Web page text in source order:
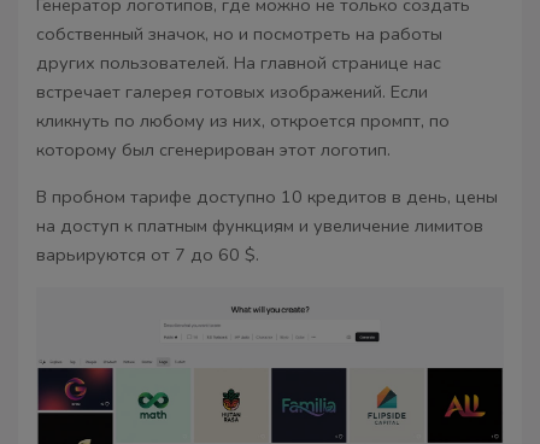
собственный значок, но и посмотреть на работы
других пользователей. На главной странице нас
встречает галерея готовых изображений. Если
кликнуть по любому из них, откроется промпт, по
которому был сгенерирован этот логотип.
В пробном тарифе доступно 10 кредитов в день, цены
на доступ к платным функциям и увеличение лимитов
варьируются от 7 до 60 $.